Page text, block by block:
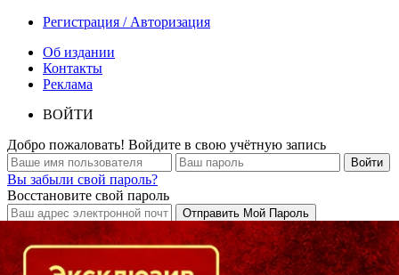
Регистрация / Авторизация
Об издании
Контакты
Реклама
ВОЙТИ
Добро пожаловать! Войдите в свою учётную запись
Вы забыли свой пароль?
Восстановите свой пароль
Кто есть кто в Байкальском регионе